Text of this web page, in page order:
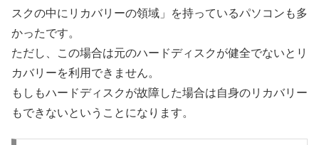
スクの中にリカバリーの領域」を持っているパソコンも多
かったです。
ただし、この場合は元のハードディスクが健全でないとリ
カバリーを利用できません。
もしもハードディスクが故障した場合は自身のリカバリー
もできないということになります。